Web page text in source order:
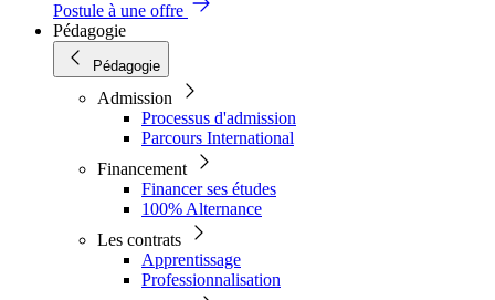
Postule à une offre
Pédagogie
Pédagogie
Admission
Processus d'admission
Parcours International
Financement
Financer ses études
100% Alternance
Les contrats
Apprentissage
Professionnalisation